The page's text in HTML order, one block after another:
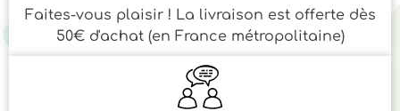
Faites-vous plaisir ! La livraison est offerte dès
50€ d'achat (en France métropolitaine)